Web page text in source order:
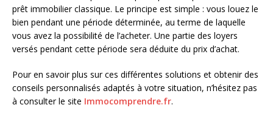
prêt immobilier classique. Le principe est simple : vous louez le
bien pendant une période déterminée, au terme de laquelle
vous avez la possibilité de l’acheter. Une partie des loyers
versés pendant cette période sera déduite du prix d’achat.
Pour en savoir plus sur ces différentes solutions et obtenir des
conseils personnalisés adaptés à votre situation, n’hésitez pas
à consulter le site Immocomprendre.fr.